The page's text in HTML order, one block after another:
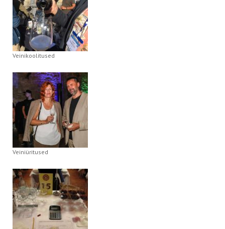
Veinikoolitused
Veiniüritused